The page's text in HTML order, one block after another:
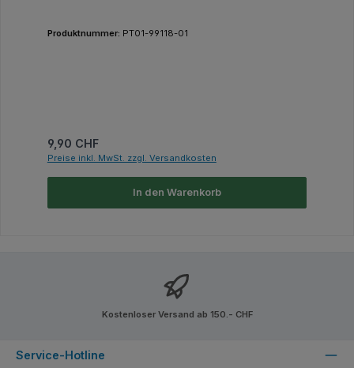
Produktnummer: PT01-99118-01
Regulärer Preis:
9,90 CHF
Preise inkl. MwSt. zzgl. Versandkosten
In den Warenkorb
Kostenloser Versand ab 150.- CHF
Service-Hotline